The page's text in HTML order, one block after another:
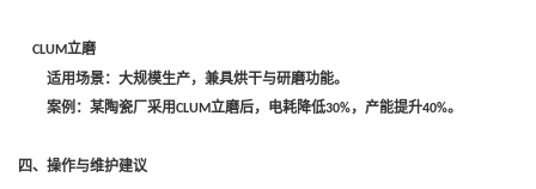
CLUM立磨‌
适用场景：大规模生产，兼具烘干与研磨功能。
案例：某陶瓷厂采用CLUM立磨后，电耗降低30%，产能提升40%。
四、操作与维护建议